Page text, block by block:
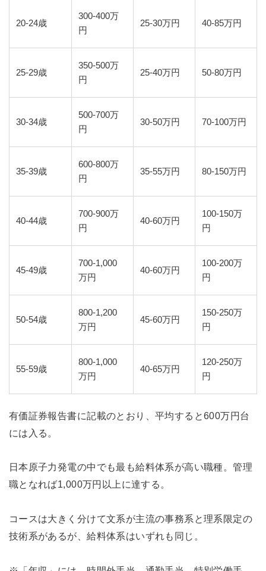
20-24歳
300-400万
円
25-30万円 40-85万円
25-29歳
350-500万
円
25-40万円 50-80万円
30-34歳
500-700万
円
30-50万円 70-100万円
35-39歳
600-800万
円
35-55万円 80-150万円
40-44歳
700-900万
円
40-60万円
100-150万
円
45-49歳
700-1,000
万円
40-60万円
100-200万
円
50-54歳
800-1,200
万円
45-60万円
150-250万
円
55-59歳
800-1,000
万円
40-65万円
120-250万
円
有価証券報告書に記載のとおり、平均すると600万円台
には入る。
日本原子力発電の中でも最も給料体系が高い職種。管理
職となれば1,000万円以上に達する。
コースは大きく分けて文系が主流の事務系と理系限定の
技術系があるが、給料体系はいずれも同じ。